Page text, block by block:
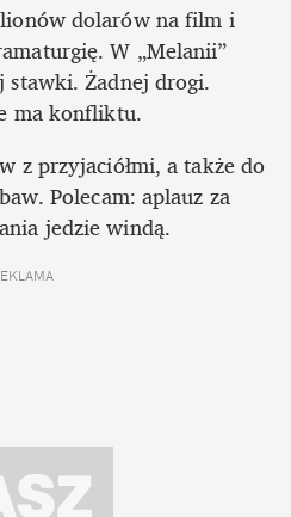
dolarów na film i
W „Melanii”
stawki. Żadnej drogi.
ma konfliktu.
z przyjaciółmi, a także do
Polecam: aplauz za
jedzie windą.